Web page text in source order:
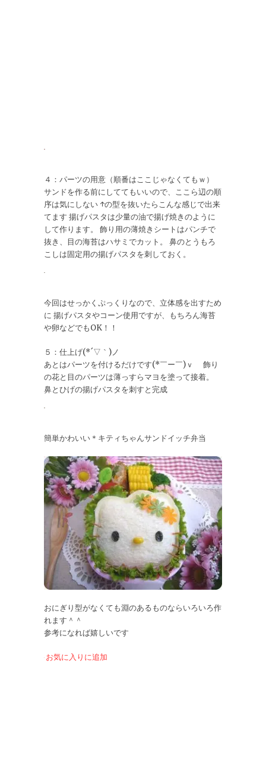
４：パーツの用意（順番はここじゃなくてもｗ）
サンドを作る前にしててもいいので、ここら辺の順
序は気にしない ↑の型を抜いたらこんな感じで出来
てます 揚げパスタは少量の油で揚げ焼きのように
して作ります。 飾り用の薄焼きシートはパンチで
抜き、目の海苔はハサミでカット。 鼻のとうもろ
こしは固定用の揚げパスタを刺しておく。
今回はせっかくぷっくりなので、立体感を出すため
に 揚げパスタやコーン使用ですが、もちろん海苔
や卵などでもOK！！
５：仕上げ(*´▽｀)ノ
あとはパーツを付けるだけです(*￣ー￣)ｖ 飾り
の花と目のパーツは薄っすらマヨを塗って接着。
鼻とひげの揚げパスタを刺すと完成
簡単かわいい＊キティちゃんサンドイッチ弁当
おにぎり型がなくても淵のあるものならいろいろ作
れます＾＾
参考になれば嬉しいです
お気に入りに追加